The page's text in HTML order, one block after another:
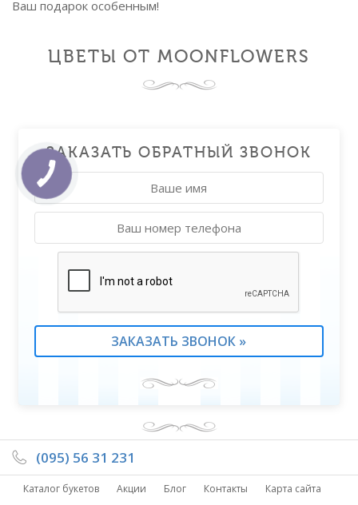
Ваш подарок особенным!
ЦВЕТЫ ОТ MOONFLOWERS
ЗАКАЗАТЬ ОБРАТНЫЙ ЗВОНОК
(095) 56 31 231
Каталог букетов Акции Блог Контакты
Карта сайта